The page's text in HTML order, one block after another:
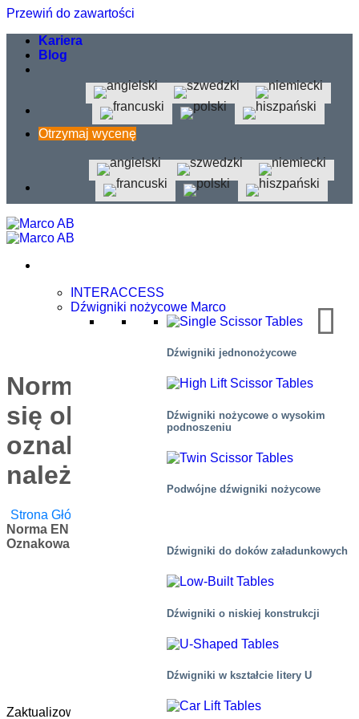
Przewiń do zawartości
Kariera
Blog
Otrzymaj wycenę
INTERACCESS
Dźwigniki nożycowe Marco
Dźwigniki jednonożycowe
Dźwigniki nożycowe o wysokim
podnoszeniu
Podwójne dźwigniki nożycowe
Dźwigniki do doków załadunkowych
Dźwigniki o niskiej konstrukcji
Dźwigniki w kształcie litery U
Norma EN 1570-1:2024 staje
się obowiązkowa dla
oznakowania CE – co
należy wiedzieć
Strona Główna
Norma EN 1570-1:2024 Staje Się Obowiązkowa Dla
Oznakowania CE – Co Należy Wiedzieć
Zaktualizowana norma EN 1570-1:2024 dotycząca stołów